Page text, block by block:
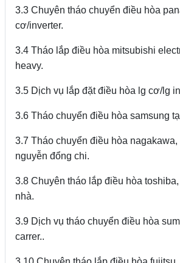
3.3 Chuyên tháo chuyển điều hòa
cơ/inverter.
3.4 Tháo lắp điều hòa mitsubishi
heavy.
3.5 Dịch vụ lắp đặt điều hòa lg cơ/lg
3.6 Tháo chuyển điều hòa samsung
3.7 Tháo chuyển điều hòa
nguyễn đổng chi.
3.8 Chuyên tháo lắp điều hòa
nhà.
3.9 Dịch vụ tháo chuyển điều hòa
carrer..